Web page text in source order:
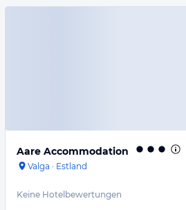
Aare Accommodation
Valga · Estland
Keine Hotelbewertungen